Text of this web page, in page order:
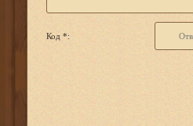
Код *: